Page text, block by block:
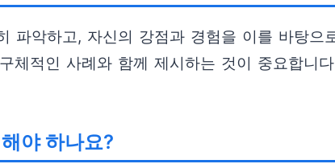
파악하고, 자신의 강점과 경험을 이를 바탕으
체적인 사례와 함께 제시하는 것이 중요합니
야 하나요?